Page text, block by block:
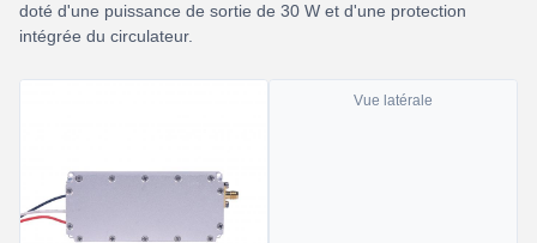
doté d'une puissance de sortie de 30 W et d'une protection
intégrée du circulateur.
Vue latérale